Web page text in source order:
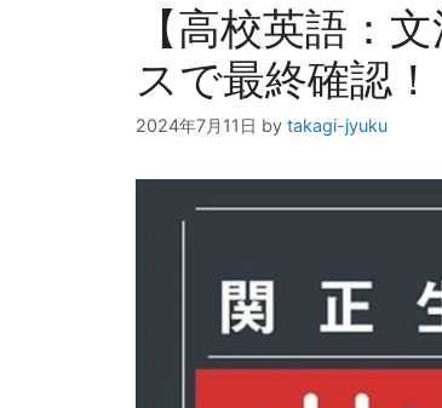
【高校英語：
スで最終確認！
2024年7月11日 by takagi-jyuku